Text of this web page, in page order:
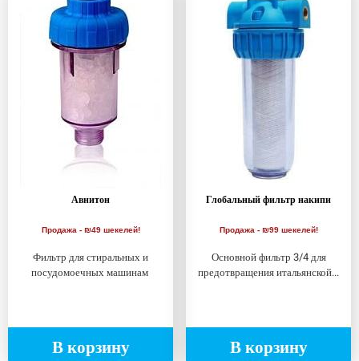
Авнитон
Продажа - ₪49 шекелей!
Фильтр для стиральных и
посудомоечных машинам
В корзину
Глобальный фильтр накипи
Продажа - ₪99 шекелей!
Основной фильтр 3/4 для
предотвращения итальянской...
В корзину